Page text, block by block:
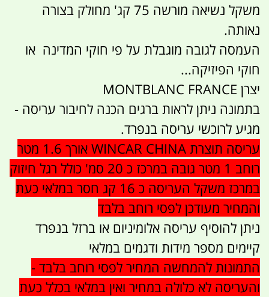
משקל נשיאה מורשה 75 קג' מחולק בצורה
נאותה.
העמסה לגובה מוגבלת על פי חוקי המדינה או
חוקי הפיזיקה...
יצרן MONTBLANC FRANCE
בתמונה ניתן לראות ברגים הכנה לחיבור עריסה -
מגיע לרוכשי עריסה בנפרד.
עריסה תוצרת WINCAR CHINA אורך 1.6 מטר
רוחב 1 מטר גובה במרכז כ 20 סמ' כולל רגל חיזוק
במרכז משקל העריסה כ 16 קג חסר במלאי כעת
והמחיר מעודכן לפסי רוחב בלבד
ניתן להוסיף עריסה אלומיניום או ברזל בנפרד
קיימים מספר מידות ודגמים במלאי
התמונות להמחשה המחיר לפסי רוחב בלבד -
והעריסה לא כלולה במחיר ואין במלאי בכלל כעת